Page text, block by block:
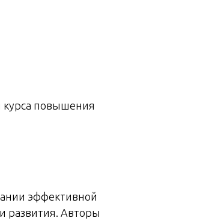
курса повышения
эффективной
развития. Авторы